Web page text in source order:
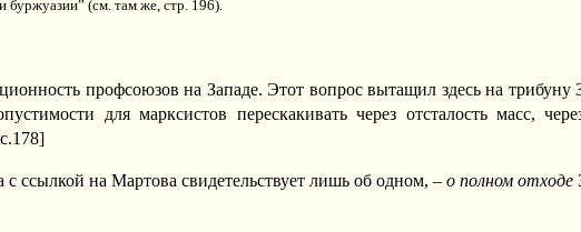
буржуазии” (см. там же, стр. 196).
профсоюзов на Западе. Этот вопрос вытащил здесь на
для марксистов перескакивать через отсталость масс,
ссылкой на Мартова свидетельствует лишь об одном, – о полном отходе